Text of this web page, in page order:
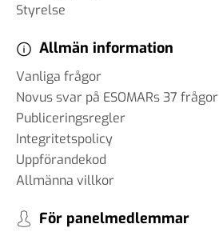
Styrelse
Allmän information
Vanliga frågor
Novus svar på ESOMARs 37 frågor
Publiceringsregler
Integritetspolicy
Uppförandekod
Allmänna villkor
För panelmedlemmar